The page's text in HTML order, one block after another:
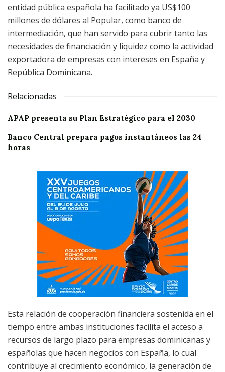
entidad pública española ha facilitado ya US$100
millones de dólares al Popular, como banco de
intermediación, que han servido para cubrir tanto las
necesidades de financiación y liquidez como la actividad
exportadora de empresas con intereses en España y
República Dominicana.
Relacionadas
APAP presenta su Plan Estratégico para el 2030
Banco Central prepara pagos instantáneos las 24
horas
Esta relación de cooperación financiera sostenida en el
tiempo entre ambas instituciones facilita el acceso a
recursos de largo plazo para empresas dominicanas y
españolas que hacen negocios con España, lo cual
contribuye al crecimiento económico, la generación de